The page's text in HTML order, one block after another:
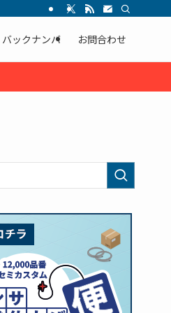
バックナンバ お問合わせ